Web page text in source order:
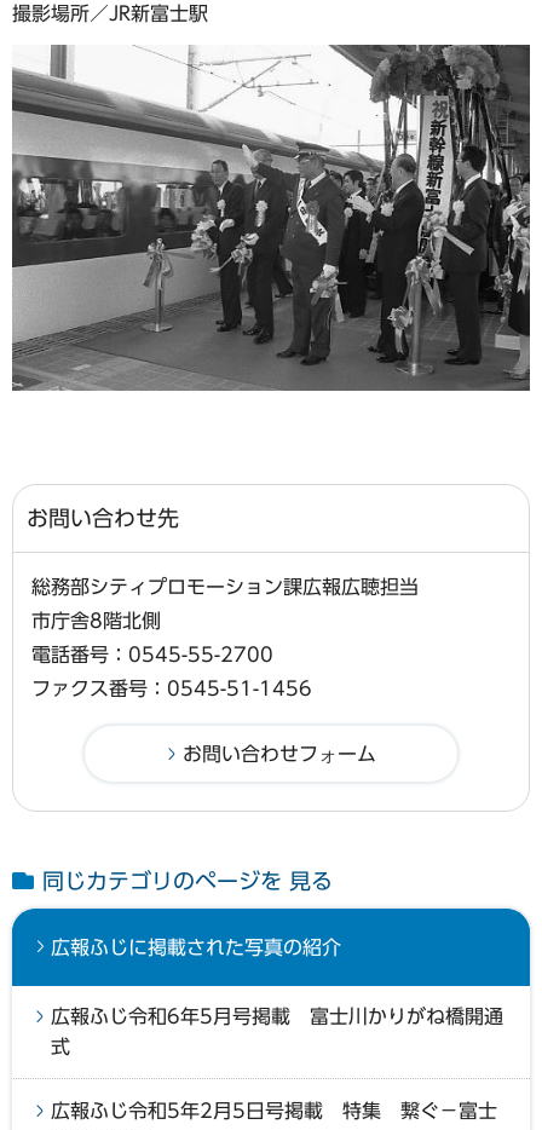
撮影場所／JR新富士駅
お問い合わせ先
総務部シティプロモーション課広報広聴担当
市庁舎8階北側
電話番号：0545-55-2700
ファクス番号：0545-51-1456
同じカテゴリのページを 見る
広報ふじに掲載された写真の紹介
広報ふじ令和6年5月号掲載 富士川かりがね橋開通
式
広報ふじ令和5年2月5日号掲載 特集 繋ぐ−富士